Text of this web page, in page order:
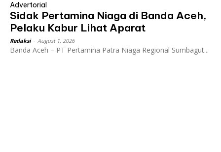
Advertorial
Sidak Pertamina Niaga di Banda Aceh,
Pelaku Kabur Lihat Aparat
Redaksi August 1, 2026
Banda Aceh – PT Pertamina Patra Niaga Regional Sumbagut...